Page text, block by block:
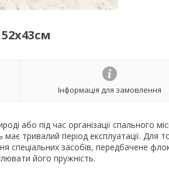
Інформація для замовлення
або під час організації спального
тривалий період експлуатації. Для
спеціальних засобів, передбачене
його пружність.